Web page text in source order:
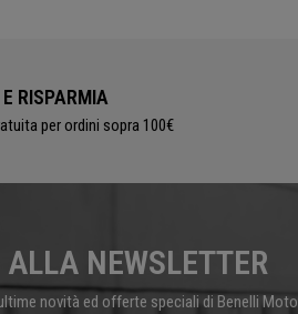
RISPARMIA
per ordini sopra 100€
NEWSLETTER
novità ed offerte speciali di Benelli Moto